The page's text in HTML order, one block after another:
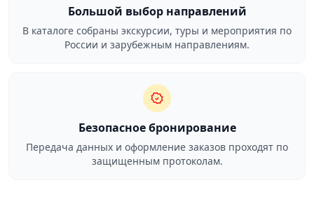
Большой выбор направлений
В каталоге собраны экскурсии, туры и мероприятия по
России и зарубежным направлениям.
Безопасное бронирование
Передача данных и оформление заказов проходят по
защищенным протоколам.